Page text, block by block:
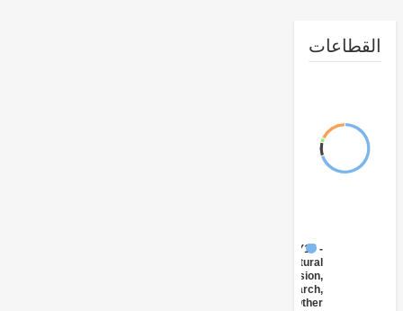
Agricultural
Extension,
Research,
and Other